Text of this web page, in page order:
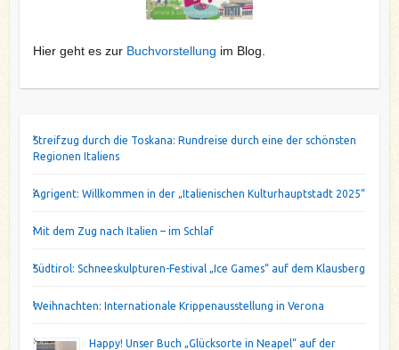
Hier geht es zur Buchvorstellung im Blog.
Streifzug durch die Toskana: Rundreise durch eine der schönsten
Regionen Italiens
Agrigent: Willkommen in der „Italienischen Kulturhauptstadt 2025“
Mit dem Zug nach Italien – im Schlaf
Südtirol: Schneeskulpturen-Festival „Ice Games“ auf dem Klausberg
Weihnachten: Internationale Krippenausstellung in Verona
Happy! Unser Buch „Glücksorte in Neapel“ auf der